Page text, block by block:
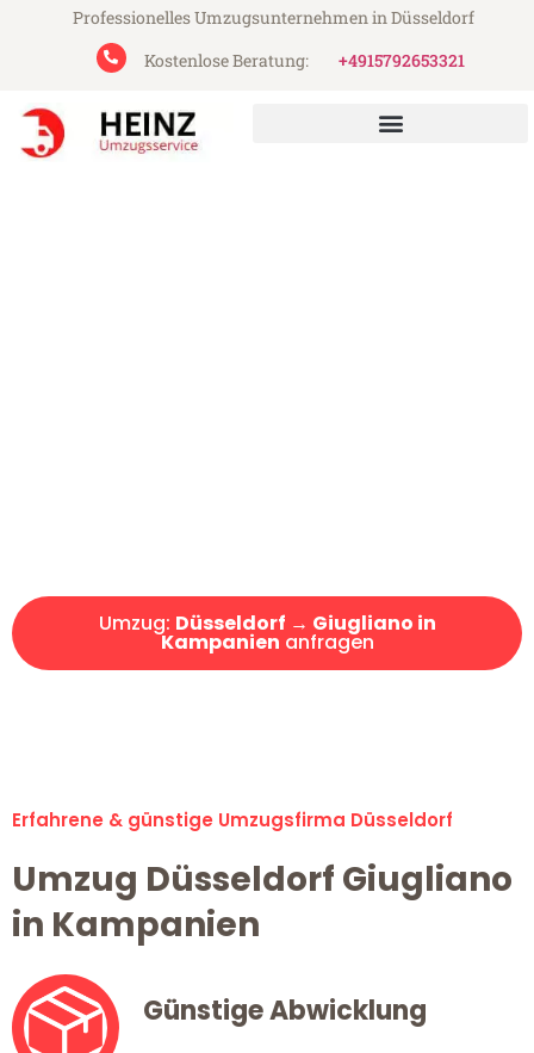
Professionelles Umzugsunternehmen in Düsseldorf
Kostenlose Beratung:
+4915792653321
Umzug: Düsseldorf → Giugliano in
Kampanien anfragen
Erfahrene & günstige Umzugsfirma Düsseldorf
Umzug Düsseldorf Giugliano
in Kampanien
Günstige Abwicklung